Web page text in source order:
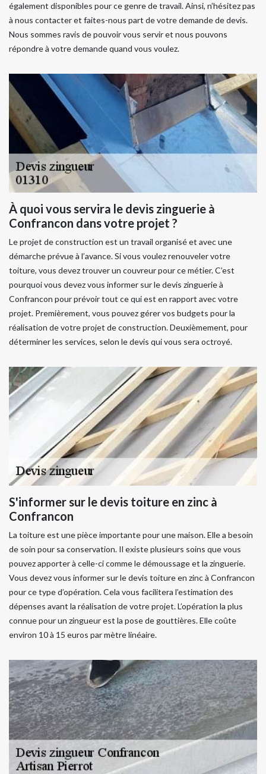
également disponibles pour ce genre de travail. Ainsi, n’hésitez pas
à nous contacter et faites-nous part de votre demande de devis.
Nous sommes ravis de pouvoir vous servir et nous pouvons
répondre à votre demande quand vous voulez.
À quoi vous servira le devis zinguerie à
Confrancon dans votre projet ?
Le projet de construction est un travail organisé et avec une
démarche prévue à l’avance. Si vous voulez renouveler votre
toiture, vous devez trouver un couvreur pour ce métier. C’est
pourquoi vous devez vous informer sur le devis zinguerie à
Confrancon pour prévoir tout ce qui est en rapport avec votre
projet. Premièrement, vous pouvez gérer vos budgets pour la
réalisation de votre projet de construction. Deuxièmement, pour
déterminer les services, selon le devis qui vous sera octroyé.
S'informer sur le devis toiture en zinc à
Confrancon
La toiture est une pièce importante pour une maison. Elle a besoin
de soin pour sa conservation. Il existe plusieurs soins que vous
pouvez apporter à celle-ci comme le démoussage et la zinguerie.
Vous devez vous informer sur le devis toiture en zinc à Confrancon
pour ce type d’opération. Cela vous facilitera l’estimation des
dépenses avant la réalisation de votre projet. L’opération la plus
connue pour un zingueur est la pose de gouttières. Elle coûte
environ 10 à 15 euros par mètre linéaire.